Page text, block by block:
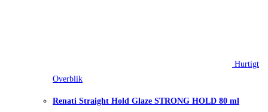
Hurtigt
Overblik
Renati Straight Hold Glaze STRONG HOLD 80 ml